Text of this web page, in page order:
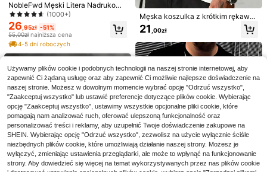
LANA DE REY Męska Koszulka - Vi
ała Koszulka z Czarno-Białym Nadr
ukiem Portretu Lany De Rey, Nieprz
eświtujący Materiał, Letnia Koszulk
a Męska
21,01zł
Daypath Biały męski casualowy top
na ramiączkach z nadrukiem grafic
znym z literą, standardowy rozmiar,
jersey, wakacyjny
53,46zł
4-5 dni roboczych
NobleFwd Męski Litera Nadrukowa
ny Krótki Rękaw Koszulka
(1000+)
26 ,95zł -51%
55,00złnajniższa cena
4-5 dni roboczych
Męska koszulka z krótkim rękawe
m z motywem tropikalnej palmy, ro
zmiary 3XL-5XL, bawełniana, czar
no-biała, podstawowa, casualowa,
idealna na letnie wakacje na plaży,
prezent dla taty lub przyjaciela, PL
US S
21 ,00zł
Używamy plików cookie i podobnych technologii na naszej stronie internetowej, aby
zapewnić Ci żądaną usługę oraz aby zapewnić Ci możliwie najlepsze doświadczenie na
naszej stronie. Możesz w dowolnym momencie wybrać opcję "Odrzuć wszystko",
"Zaakceptuj wszystko" lub ustawić preferencje dotyczące plików cookie. Wybierając
opcję "Zaakceptuj wszystko", ustawimy wszystkie opcjonalne pliki cookie, które
pomagają nam analizować ruch, oferować ulepszoną funkcjonalność oraz
personalizować treści i reklamy, aby uzupełnić Twoje doświadczenie zakupowe na
SHEIN. Wybierając opcję "Odrzuć wszystko", zezwolisz na użycie wyłącznie ściśle
niezbędnych plików cookie, które umożliwiają działanie naszej strony. Możesz je
wyłączyć, zmieniając ustawienia przeglądarki, ale może to wpłynąć na funkcjonowanie
strony. Aby dowiedzieć się więcej na temat wykorzystywanych przez nas plików cookie